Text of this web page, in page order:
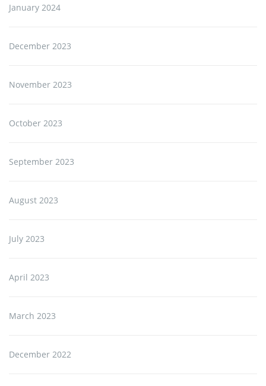
January 2024
December 2023
November 2023
October 2023
September 2023
August 2023
July 2023
April 2023
March 2023
December 2022